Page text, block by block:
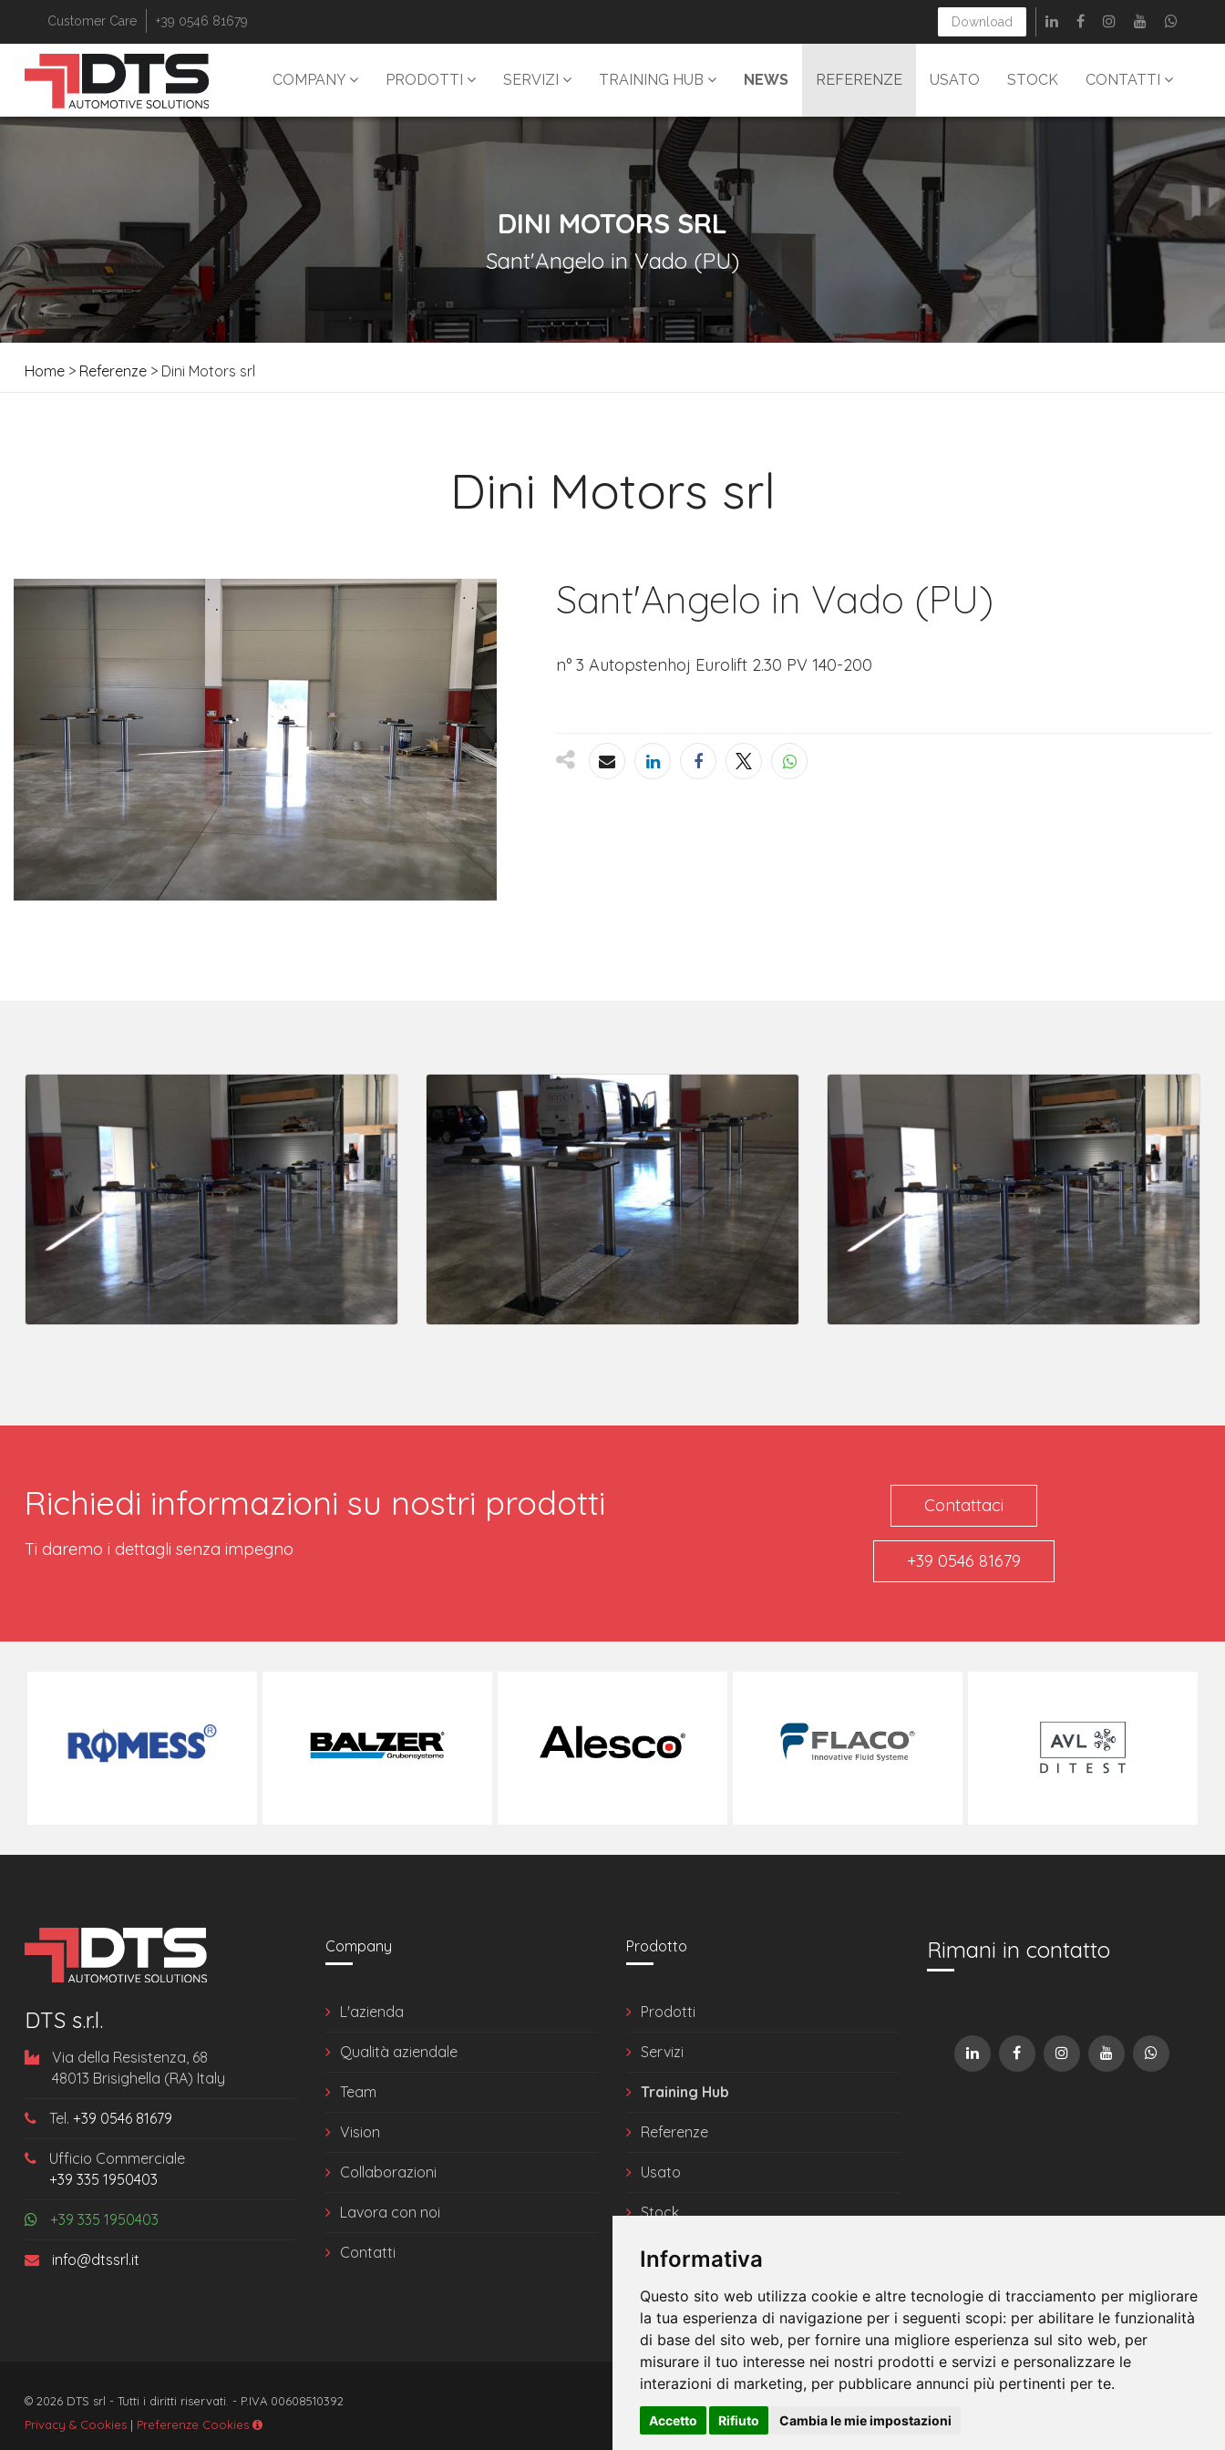
Informativa
Questo sito web utilizza cookie e altre tecnologie di tracciamento per migliorare
la tua esperienza di navigazione per i seguenti scopi: per abilitare le funzionalità
di base del sito web, per fornire una migliore esperienza sul sito web, per
misurare il tuo interesse nei nostri prodotti e servizi e personalizzare le
interazioni di marketing, per pubblicare annunci più pertinenti per te.
Accetto Rifiuto Cambia le mie impostazioni
Customer Care +39 0546 81679 Download
COMPANY PRODOTTI SERVIZI TRAINING HUB NEWS REFERENZE USATO STOCK CONTATTI
DINI MOTORS SRL
Sant'Angelo in Vado (PU)
Home > Referenze > Dini Motors srl
Dini Motors srl
Sant'Angelo in Vado (PU)
n° 3 Autopstenhoj Eurolift 2.30 PV 140-200
Richiedi informazioni su nostri prodotti
Ti daremo i dettagli senza impegno
Contattaci
+39 0546 81679
DTS s.r.l.
Via della Resistenza, 68
48013 Brisighella (RA) Italy
Tel. +39 0546 81679
Ufficio Commerciale
+39 335 1950403
+39 335 1950403
info@dtssrl.it
Company
L'azienda
Qualità aziendale
Team
Vision
Collaborazioni
Lavora con noi
Contatti
Prodotto
Prodotti
Servizi
Training Hub
Referenze
Usato
Stock
News
Rimani in contatto
© 2026 DTS srl - Tutti i diritti riservati. - P.IVA 00608510392
Privacy & Cookies | Preferenze Cookies